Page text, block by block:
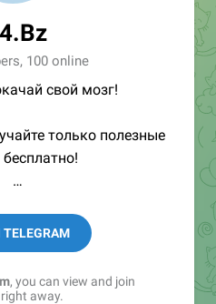
100 online
свой мозг!
только полезные
t.me/in4bz
bz_in4
in4news
TELEGRAM
, you can view and join
right away.